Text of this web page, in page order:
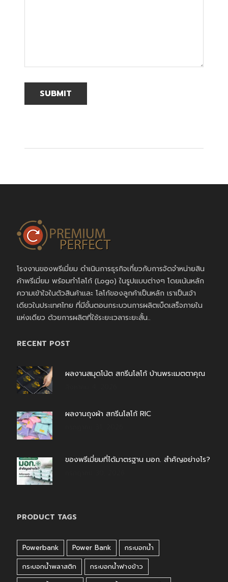
โรงงานของพรีเมี่ยม ดำเนินการธุรกิจเกี่ยวกับการจัดจำหน่ายสิน
ค้าพรีเมี่ยม พร้อมทำโลโก้ (Logo) ในรูปแบบต่างๆ โดยเน้นหลัก
ความเข้าใจในตัวสินค้าและ โลโก้ของลูกค้าเป็นหลัก เราเป็นเจ้า
เดียวในประเทศไทย ที่มีขั้นตอนกระบวนการผลิตเบ็ดเสร็จภายใน
แห่งเดียว ด้วยการผลิตที่ใช้ระยะเวลาระยะสั้น..
RECENT POST
ผลงานสมุดโน้ต สกรีนโลโก้ บ้านพระเมตตาคุณ
ผลงานถุงผ้า สกรีนโลโก้ RIC
ของพรีเมี่ยมที่ได้มาตรฐาน มอก. สำคัญอย่างไร?
PRODUCT TAGS
Powerbank Power Bank
กระบอกน้ำ
กระบอกน้ำพลาสติก
กระบอกน้ำฟางข้าว